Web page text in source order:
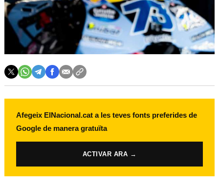
Afegeix ElNacional.cat a les teves fonts preferides de
Google de manera gratuïta
ACTIVAR ARA →